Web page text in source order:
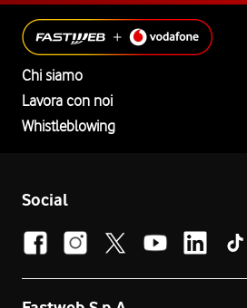
Chi siamo
Lavora con noi
Whistleblowing
Social